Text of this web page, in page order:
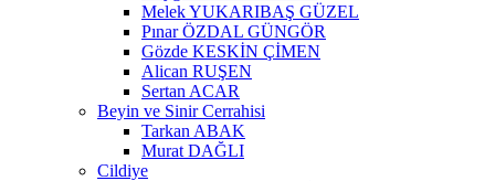
Melek YUKARIBAŞ GÜZEL
Pınar ÖZDAL GÜNGÖR
Gözde KESKİN ÇİMEN
Alican RUŞEN
Sertan ACAR
Beyin ve Sinir Cerrahisi
Tarkan ABAK
Murat DAĞLI
Cildiye